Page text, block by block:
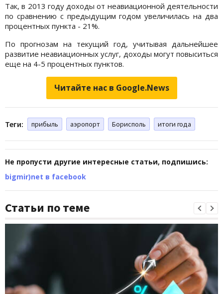
Так, в 2013 году доходы от неавиационной деятельности
по сравнению с предыдущим годом увеличилась на два
процентных пункта - 21%.
По прогнозам на текущий год, учитывая дальнейшее
развитие неавиационных услуг, доходы могут повыситься
еще на 4-5 процентных пунктов.
Читайте нас в Google.News
Теги: прибыль аэропорт Борисполь итоги года
Не пропусти другие интересные статьи, подпишись:
bigmir)net в facebook
Статьи по теме